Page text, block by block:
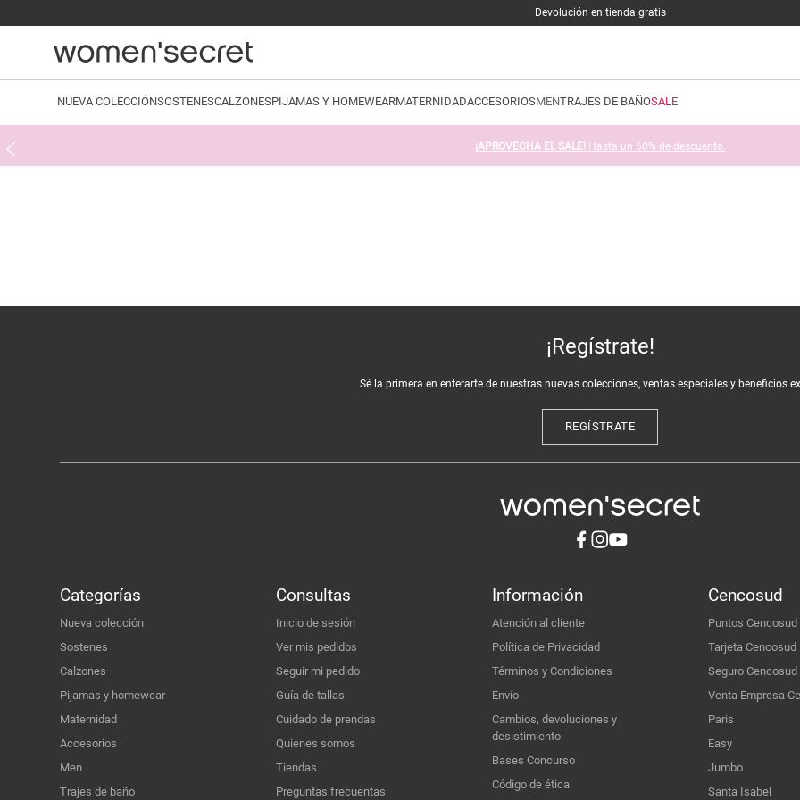
Devolución en tienda gratis
NUEVA COLECCIÓNSOSTENESCALZONESPIJAMAS Y HOMEWEARMATERNIDADACCESORIOSMENTRAJES DE BAÑOSALE
¡APROVECHA EL SALE! Hasta un 60% de descuento.
¡Regístrate!
Sé la primera en enterarte de nuestras nuevas colecciones, ventas especiales y beneficios
REGÍSTRATE
Categorías
Nueva colección
Sostenes
Calzones
Pijamas y homewear
Maternidad
Accesorios
Men
Trajes de baño
Consultas
Inicio de sesión
Ver mis pedidos
Seguir mi pedido
Guía de tallas
Cuidado de prendas
Quienes somos
Tiendas
Preguntas frecuentas
Información
Atención al cliente
Política de Privacidad
Términos y Condiciones
Envío
Cambios, devoluciones y
desistimiento
Bases Concurso
Código de ética
Cencosud
Puntos Cencosud
Tarjeta Cencosud
Seguro Cencosud
Venta Empresa
Paris
Easy
Jumbo
Santa Isabel